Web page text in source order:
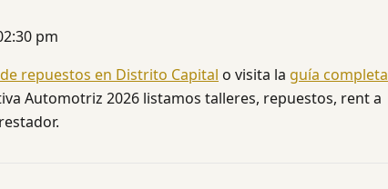
pm
repuestos en Distrito Capital o visita la guía completa
Automotriz 2026 listamos talleres, repuestos, rent a